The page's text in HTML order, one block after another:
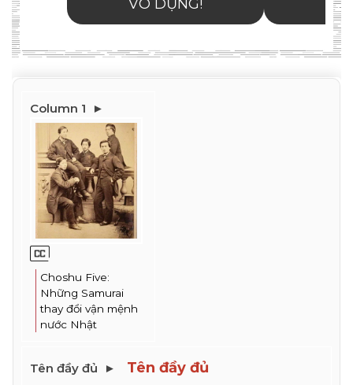
Choshu Five:
Những Samurai
thay đổi vận mệnh
nước Nhật
Tên đầy đủ